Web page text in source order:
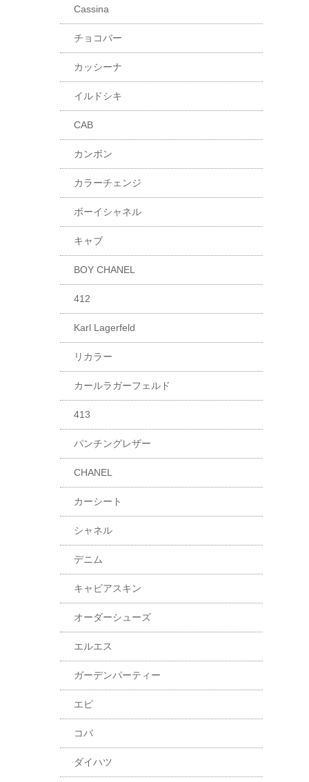
Cassina
チョコバー
カッシーナ
イルドシキ
CAB
カンボン
カラーチェンジ
ボーイシャネル
キャブ
BOY CHANEL
412
Karl Lagerfeld
リカラー
カールラガーフェルド
413
パンチングレザー
CHANEL
カーシート
シャネル
デニム
キャビアスキン
オーダーシューズ
エルエス
ガーデンパーティー
エピ
コバ
ダイハツ